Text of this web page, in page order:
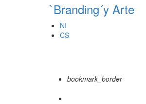
`Branding´y Arte
NI
CS
bookmark_border